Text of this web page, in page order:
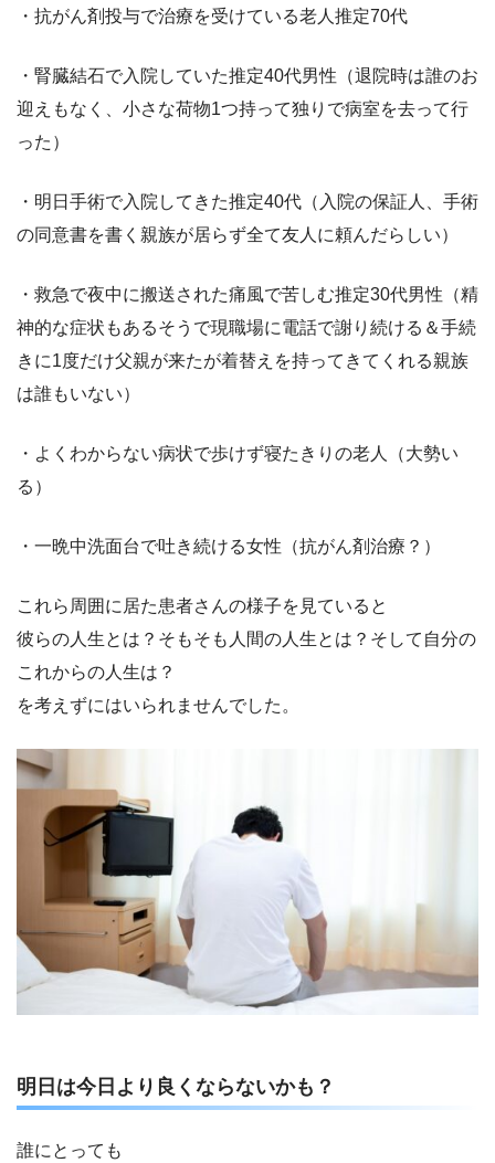
・抗がん剤投与で治療を受けている老人推定70代
・腎臓結石で入院していた推定40代男性（退院時は誰のお
迎えもなく、小さな荷物1つ持って独りで病室を去って行
った）
・明日手術で入院してきた推定40代（入院の保証人、手術
の同意書を書く親族が居らず全て友人に頼んだらしい）
・救急で夜中に搬送された痛風で苦しむ推定30代男性（精
神的な症状もあるそうで現職場に電話で謝り続ける＆手続
きに1度だけ父親が来たが着替えを持ってきてくれる親族
は誰もいない）
・よくわからない病状で歩けず寝たきりの老人（大勢い
る）
・一晩中洗面台で吐き続ける女性（抗がん剤治療？）
これら周囲に居た患者さんの様子を見ていると
彼らの人生とは？そもそも人間の人生とは？そして自分の
これからの人生は？
を考えずにはいられませんでした。
明日は今日より良くならないかも？
誰にとっても